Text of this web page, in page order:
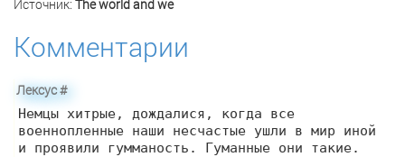
Источник: The world and we
Комментарии
Лексус#
Немцы хитрые, дождалися, когда все
военнопленные наши несчастые ушли в мир иной
и проявили гумманость. Гуманные они такие.